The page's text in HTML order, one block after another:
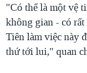
"Có thể là một vệ
không gian - có
Tiên làm việc này
thứ tới lui," quan